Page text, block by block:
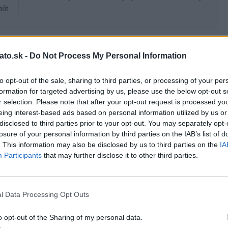
- Do Not Process My Personal Information
opt-out of the sale, sharing to third parties, or processing of your
for targeted advertising by us, please use the below opt-out
selection. Please note that after your opt-out request is processed
interest-based ads based on personal information utilized by us
to third parties prior to your opt-out. You may separately
of your personal information by third parties on the IAB’s list of
This information may also be disclosed by us to third parties on the
Participants that may further disclose it to other third parties.
Data Processing Opt Outs
opt-out of the Sharing of my personal data.
Od dielne po priemyselnú halu: Ako
skrotiť silu a krútiaci moment?
Romana 6 mesiacov ago 0